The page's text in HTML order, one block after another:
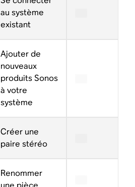
au système
existant
Ajouter de
nouveaux
produits Sonos
à votre
système
Créer une
paire stéréo
Renommer